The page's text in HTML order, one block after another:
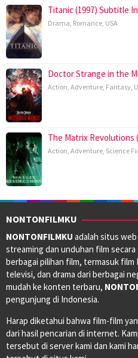
Titanic (1997) Subtitle
Drama, Romance, USA
Doctor Strange in the
Action, Adventure, Fantasy,
The Matrix
Action, Adventure, Science
NONTONFILMKU
NONTONFILMKU adalah situs
streaming dan unduhan film
berbagai pilihan film, termasuk
televisi, dan drama dari berbagai
mudah ke konten terbaru,
pengunjung di Indonesia.
Harap diketahui bahwa film-film
dari hasil pencarian di internet.
tersebut di server kami dan kami